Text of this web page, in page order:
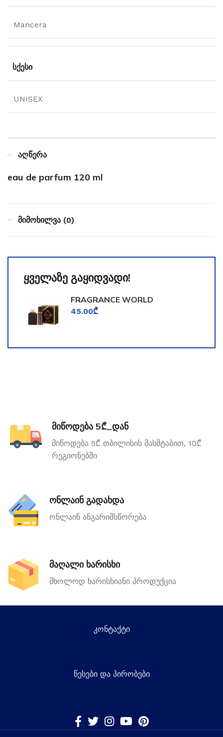
Mancera
ᲡᲥᲔᲡᲘ
UNISEX
აღწერა
eau de parfum 120 ml
მიმოხილვა (0)
ყველაზე გაყიდვადი!
FRAGRANCE WORLD
TOOMFORD
45.00₾
მიწოდება 5₾_დან
მიწოდება 5₾ თბილისის მასშტაბით, 10₾
რეგიონებში
ონლაინ გადახდა
ონლაინ ანგარიშსწორება
მაღალი ხარისხი
მხოლოდ ხარისხიანი პროდუქცია
კონტაქტი
წესები და პირობები